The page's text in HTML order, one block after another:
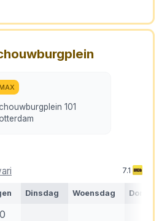
101
7.1
Dinsdag Woensdag